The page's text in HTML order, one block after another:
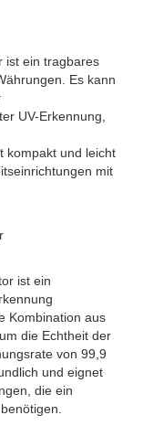
ist ein tragbares
Es kann
UV-Erkennung,
kompakt und leicht
mit
ist ein
Kombination aus
die Echtheit der
von 99,9
und eignet
die ein